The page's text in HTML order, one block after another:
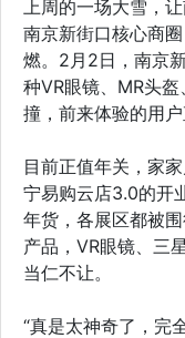
上周的一场大雪，
南京新街口核心商
燃。2月2日，南京
种VR眼镜、MR头
撞，前来体验的用户
目前正值年关，家
宁易购云店3.0的开
年货，各展区都被
产品，VR眼镜、三
当仁不让。
“真是太神奇了，完